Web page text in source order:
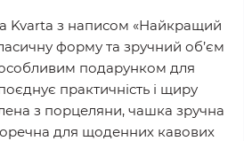
Kvarta з написом «Найкращий
форму та зручний об’єм
подарунком для
практичність і щиру
з порцеляни, чашка зручна
для щоденних кавових